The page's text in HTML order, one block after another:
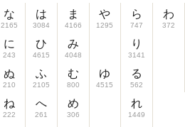
な
2165
に
243
ぬ
210
ね
222
は
3084
ひ
4615
ふ
2105
へ
261
ま
4166
み
4048
む
800
め
306
や
1295
ゆ
4515
ら
747
り
3141
る
562
れ
1449
わ
372